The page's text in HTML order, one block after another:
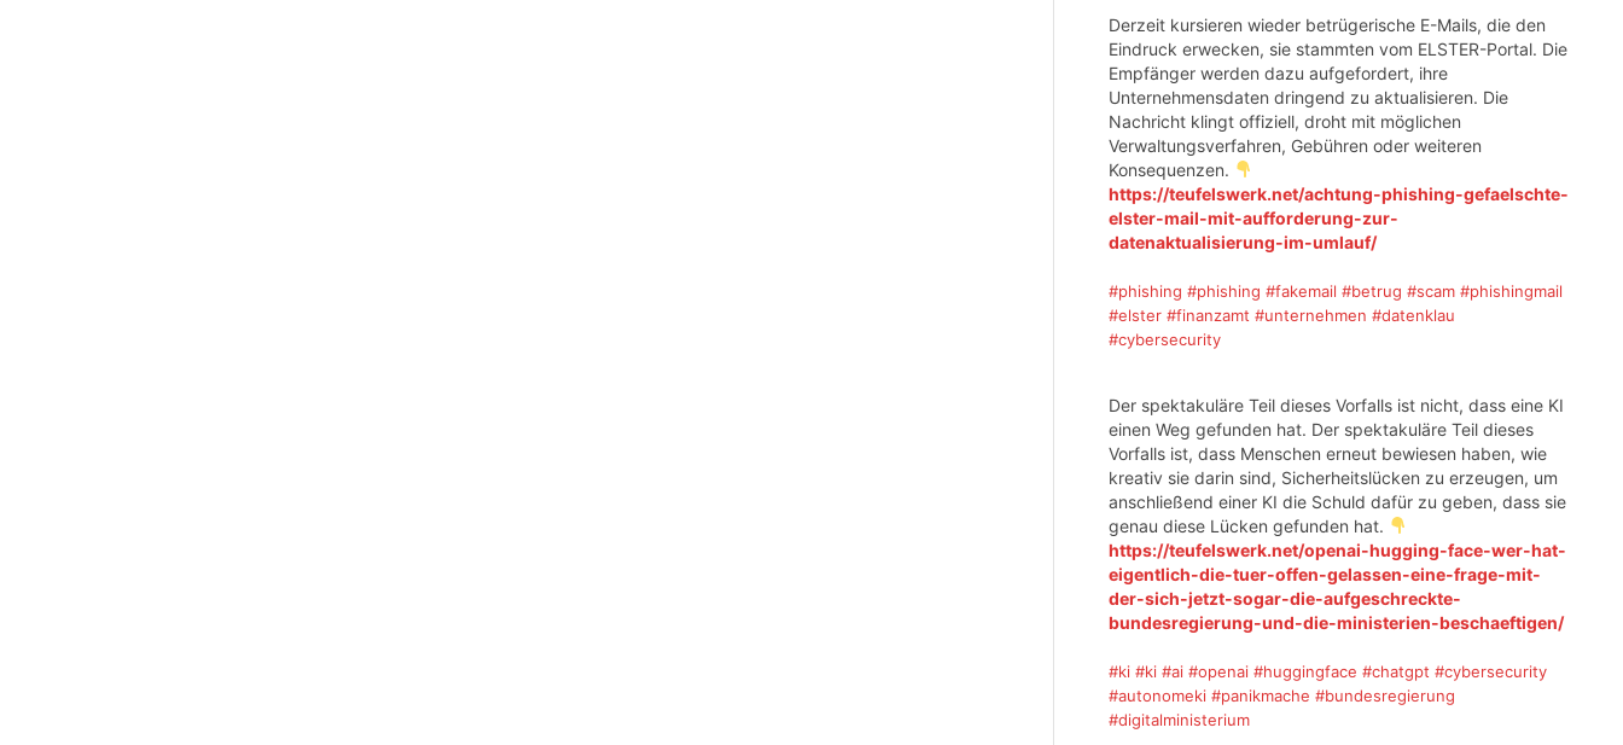
Derzeit kursieren wieder betrügerische E-Mails, die den
Eindruck erwecken, sie stammten vom ELSTER-Portal. Die
Empfänger werden dazu aufgefordert, ihre
Unternehmensdaten dringend zu aktualisieren. Die
Nachricht klingt offiziell, droht mit möglichen
Verwaltungsverfahren, Gebühren oder weiteren
Konsequenzen.
https://teufelswerk.net/achtung-phishing-gefaelschte-
elster-mail-mit-aufforderung-zur-
datenaktualisierung-im-umlauf/
#phishing #phishing #fakemail #betrug #scam #phishingmail
#elster #finanzamt #unternehmen #datenklau
#cybersecurity
Der spektakuläre Teil dieses Vorfalls ist nicht, dass eine KI
einen Weg gefunden hat. Der spektakuläre Teil dieses
Vorfalls ist, dass Menschen erneut bewiesen haben, wie
kreativ sie darin sind, Sicherheitslücken zu erzeugen, um
anschließend einer KI die Schuld dafür zu geben, dass sie
genau diese Lücken gefunden hat.
https://teufelswerk.net/openai-hugging-face-wer-hat-
eigentlich-die-tuer-offen-gelassen-eine-frage-mit-
der-sich-jetzt-sogar-die-aufgeschreckte-
bundesregierung-und-die-ministerien-beschaeftigen/
#ki #ki #ai #openai #huggingface #chatgpt #cybersecurity
#autonomeki #panikmache #bundesregierung
#digitalministerium